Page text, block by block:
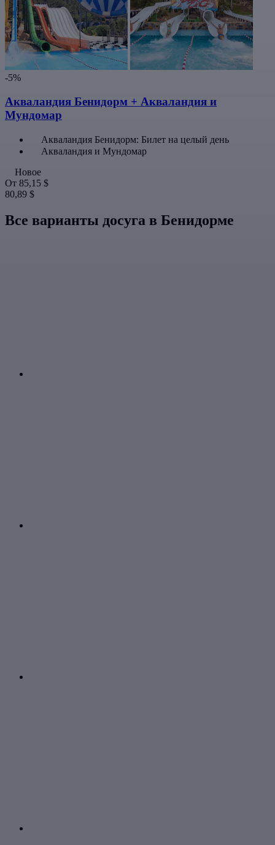
-5%
Акваландия Бенидорм + Акваландия и
Мундомар
Акваландия Бенидорм: Билет на целый день
Акваландия и Мундомар
Новое
От 85,15 $
80,89 $
Все варианты досуга в Бенидорме